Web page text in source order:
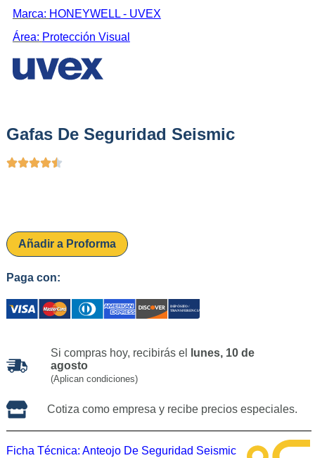
Marca: HONEYWELL - UVEX
Área: Protección Visual
Gafas De Seguridad Seismic
Añadir a Proforma
Paga con:
Si compras hoy, recibirás el
lunes, 10 de
agosto
(Aplican condiciones)
Cotiza como empresa y recibe precios especiales.
Ficha Técnica: Anteojo De Seguridad Seismic